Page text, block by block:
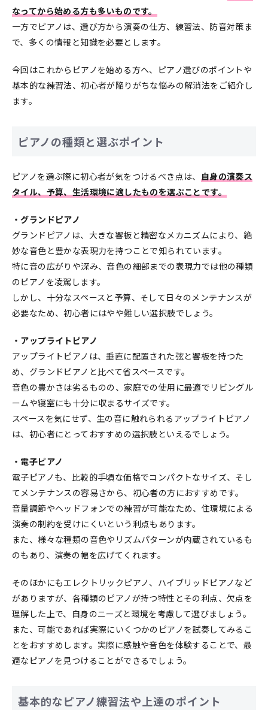
なってから始める方も多いものです。
一方でピアノは、選び方から演奏の仕方、練習法、防音対策ま
で、多くの情報と知識を必要とします。
今回はこれからピアノを始める方へ、ピアノ選びのポイントや
基本的な練習法、初心者が陥りがちな悩みの解消法をご紹介し
ます。
ピアノの種類と選ぶポイント
ピアノを選ぶ際に初心者が気をつけるべき点は、 自身の演奏ス
タイル、予算、生活環境に適したものを選ぶことです。
・グランドピアノ
グランドピアノは、大きな響板と精密なメカニズムにより、絶
妙な音色と豊かな表現力を持つことで知られています。
特に音の広がりや深み、音色の細部までの表現力では他の種類
のピアノを凌駕します。
しかし、十分なスペースと予算、そして日々のメンテナンスが
必要なため、初心者にはやや難しい選択肢でしょう。
・アップライトピアノ
アップライトピアノは、垂直に配置された弦と響板を持つた
め、グランドピアノと比べて省スペースです。
音色の豊かさは劣るものの、家庭での使用に最適でリビングル
ームや寝室にも十分に収まるサイズです。
スペースを気にせず、生の音に触れられるアップライトピアノ
は、初心者にとっておすすめの選択肢といえるでしょう。
・電子ピアノ
電子ピアノも、比較的手頃な価格でコンパクトなサイズ、そし
てメンテナンスの容易さから、初心者の方におすすめです。
音量調節やヘッドフォンでの練習が可能なため、住環境による
演奏の制約を受けにくいという利点もあります。
また、様々な種類の音色やリズムパターンが内蔵されているも
のもあり、演奏の幅を広げてくれます。
そのほかにもエレクトリックピアノ、ハイブリッドピアノなど
がありますが、各種類のピアノが持つ特性とその利点、欠点を
理解した上で、自身のニーズと環境を考慮して選びましょう。
また、可能であれば実際にいくつかのピアノを試奏してみるこ
とをおすすめします。実際に感触や音色を体験することで、最
適なピアノを見つけることができるでしょう。
基本的なピアノ練習法や上達のポイント